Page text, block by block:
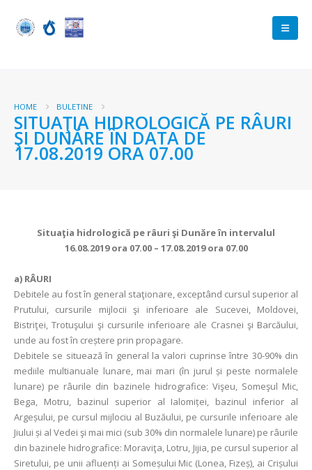
HOME BULETINE
SITUAŢIA HIDROLOGICĂ PE RÂURI
ŞI DUNĂRE ÎN DATA DE
17.08.2019 ORA 07.00
Situaţia hidrologică pe râuri şi Dunăre în intervalul
16.08.2019 ora 07.00 – 17.08.2019 ora 07.00
a) RÂURI
Debitele au fost în general staţionare, exceptând cursul superior al
Prutului, cursurile mijlocii şi inferioare ale Sucevei, Moldovei,
Bistriţei, Trotuşului şi cursurile inferioare ale Crasnei şi Barcăului,
unde au fost în creștere prin propagare.
Debitele se situează în general la valori cuprinse între 30-90% din
mediile multianuale lunare, mai mari (în jurul și peste normalele
lunare) pe râurile din bazinele hidrografice: Vişeu, Someşul Mic,
Bega, Motru, bazinul superior al Ialomiței, bazinul inferior al
Argeșului, pe cursul mijlociu al Buzăului, pe cursurile inferioare ale
Jiului și al Vedei şi mai mici (sub 30% din normalele lunare) pe râurile
din bazinele hidrografice: Moraviţa, Lotru, Jijia, pe cursul superior al
Siretului, pe unii afluenți ai Someșului Mic (Lonea, Fizeș), ai Crișului